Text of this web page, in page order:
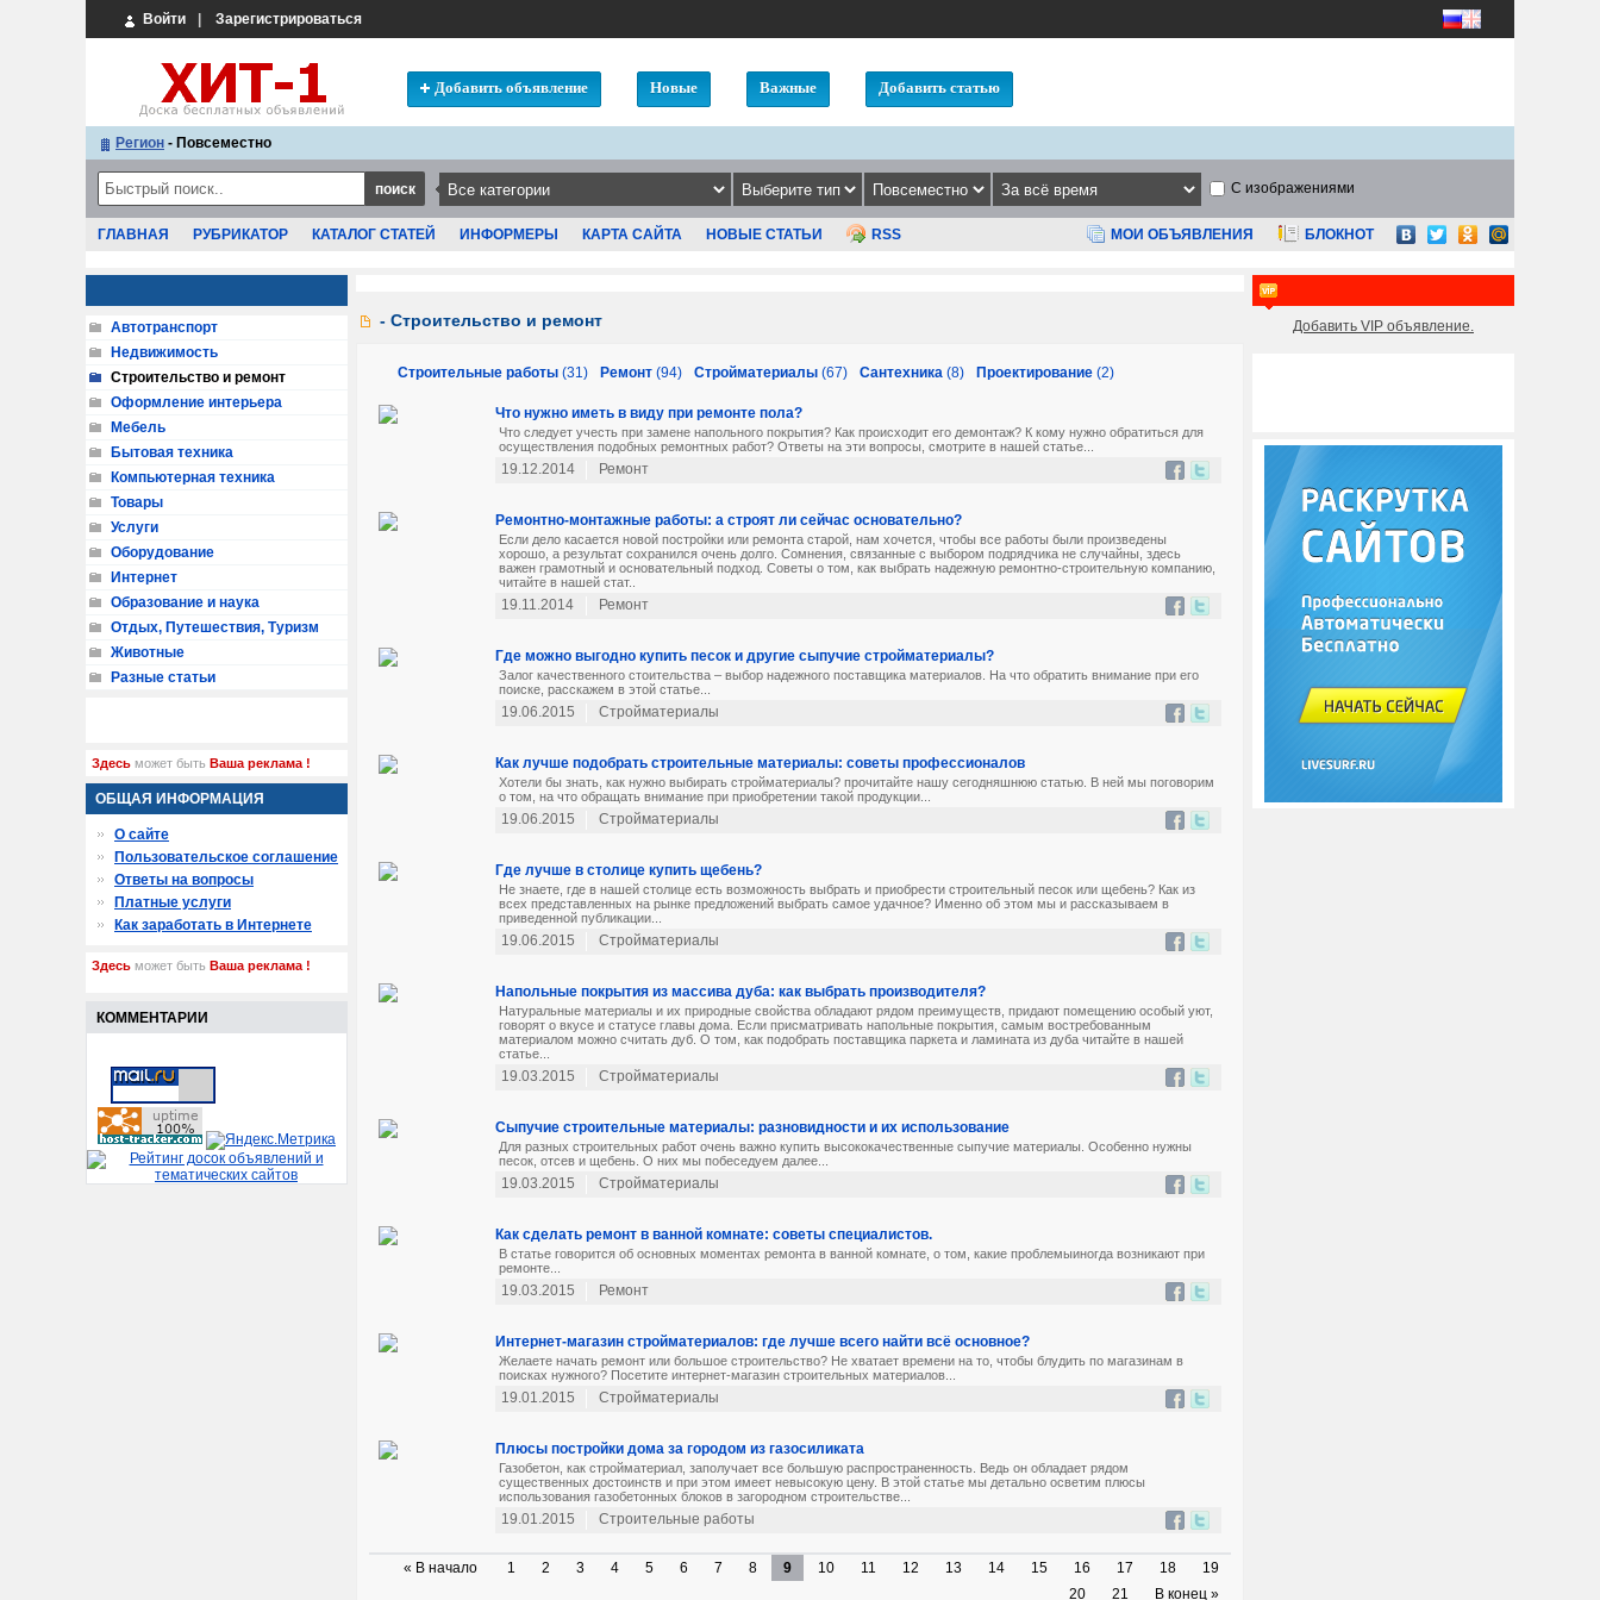
Войти Зарегистрироваться
Добавить объявление Новые Важные Добавить статью
Регион - Повсеместно
С изображениями
ГЛАВНАЯ РУБРИКАТОР КАТАЛОГ СТАТЕЙ ИНФОРМЕРЫ КАРТА САЙТА НОВЫЕ СТАТЬИ RSS МОИ ОБЪЯВЛЕНИЯ БЛОКНОТ
- Строительство и ремонт
Строительные работы (31) Ремонт (94) Стройматериалы (67) Сантехника (8) Проектирование (2)
Что нужно иметь в виду при ремонте пола?
Что следует учесть при замене напольного покрытия? Как происходит его демонтаж? К кому нужно обратиться для
осуществления подобных ремонтных работ? Ответы на эти вопросы, смотрите в нашей статье...
19.12.2014 Ремонт
Ремонтно-монтажные работы: а строят ли сейчас основательно?
Если дело касается новой постройки или ремонта старой, нам хочется, чтобы все работы были произведены
хорошо, а результат сохранился очень долго. Сомнения, связанные с выбором подрядчика не случайны, здесь
важен грамотный и основательный подход. Советы о том, как выбрать надежную ремонтно-строительную компанию,
читайте в нашей стат..
19.11.2014 Ремонт
Где можно выгодно купить песок и другие сыпучие стройматериалы?
Залог качественного стоительства – выбор надежного поставщика материалов. На что обратить внимание при его
поиске, расскажем в этой статье...
19.06.2015 Стройматериалы
Как лучше подобрать строительные материалы: советы профессионалов
Хотели бы знать, как нужно выбирать стройматериалы? прочитайте нашу сегодняшнюю статью. В ней мы поговорим
о том, на что обращать внимание при приобретении такой продукции...
19.06.2015 Стройматериалы
Где лучше в столице купить щебень?
Не знаете, где в нашей столице есть возможность выбрать и приобрести строительный песок или щебень? Как из
всех представленных на рынке предложений выбрать самое удачное? Именно об этом мы и рассказываем в
приведенной публикации...
19.06.2015 Стройматериалы
Напольные покрытия из массива дуба: как выбрать производителя?
Натуральные материалы и их природные свойства обладают рядом преимуществ, придают помещению особый уют,
говорят о вкусе и статусе главы дома. Если присматривать напольные покрытия, самым востребованным
материалом можно считать дуб. О том, как подобрать поставщика паркета и ламината из дуба читайте в нашей
статье...
19.03.2015 Стройматериалы
Сыпучие строительные материалы: разновидности и их использование
Для разных строительных работ очень важно купить высококачественные сыпучие материалы. Особенно нужны
песок, отсев и щебень. О них мы побеседуем далее...
19.03.2015 Стройматериалы
Как сделать ремонт в ванной комнате: советы специалистов.
В статье говорится об основных моментах ремонта в ванной комнате, о том, какие проблемыиногда возникают при
ремонте...
19.03.2015 Ремонт
Интернет-магазин стройматериалов: где лучше всего найти всё основное?
Желаете начать ремонт или большое строительство? Не хватает времени на то, чтобы блудить по магазинам в
поисках нужного? Посетите интернет-магазин строительных материалов...
19.01.2015 Стройматериалы
Плюсы постройки дома за городом из газосиликата
Газобетон, как стройматериал, заполучает все большую распространенность. Ведь он обладает рядом
существенных достоинств и при этом имеет невысокую цену. В этой статье мы детально осветим плюсы
использования газобетонных блоков в загородном строительстве...
19.01.2015 Строительные работы
« В начало 1 2 3 4 5 6 7 8 9 10 11 12 13 14 15 16 17 18
19
20
21 В конец »
Автотранспорт
Недвижимость
Строительство и ремонт
Оформление интерьера
Мебель
Бытовая техника
Компьютерная техника
Товары
Услуги
Оборудование
Интернет
Образование и наука
Отдых, Путешествия, Туризм
Животные
Разные статьи
Здесь может быть Ваша реклама !
ОБЩАЯ ИНФОРМАЦИЯ
О сайте
Пользовательское соглашение
Ответы на вопросы
Платные услуги
Как заработать в Интернете
Здесь может быть Ваша реклама !
КОММЕНТАРИИ
Добавить VIP объявление.